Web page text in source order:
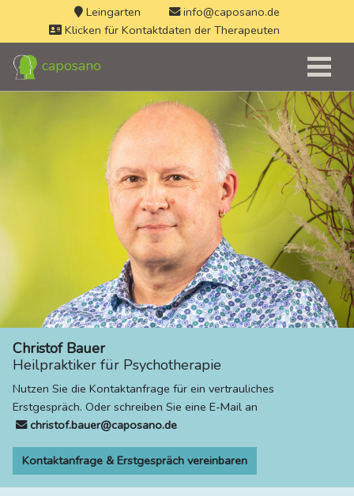
Leingarten
info@caposano.de
Klicken für Kontaktdaten der Therapeuten
caposano
Christof Bauer
Heilpraktiker für Psychotherapie
Nutzen Sie die Kontaktanfrage für ein vertrauliches
Erstgespräch. Oder schreiben Sie eine E-Mail an
christof.bauer@caposano.de
Kontaktanfrage & Erstgespräch vereinbaren